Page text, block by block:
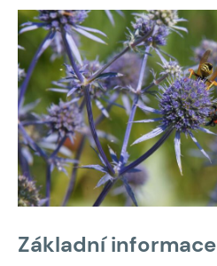
Základní informace